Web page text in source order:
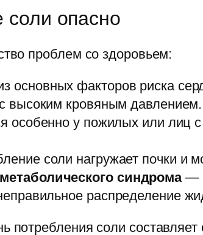
соли опасно
проблем со здоровьем:
основных факторов риска
высоким кровяным давлением.
особенно у пожилых или лиц
соли нагружает почки и
синдрома—
распределение
соли